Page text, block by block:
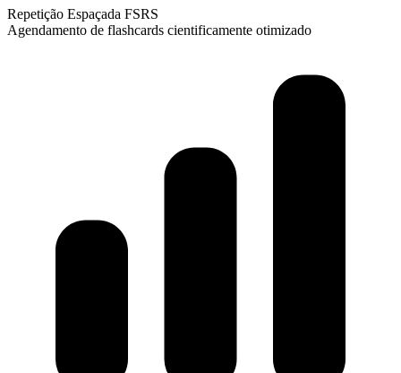
Repetição Espaçada FSRS
Agendamento de flashcards cientificamente otimizado